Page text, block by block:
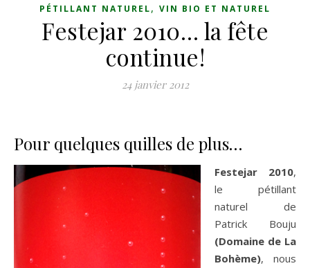
PÉTILLANT NATUREL, VIN BIO ET NATUREL
Festejar 2010… la fête
continue!
24 janvier 2012
Pour quelques quilles de plus…
Festejar 2010,
le pétillant
naturel de
Patrick Bouju
(Domaine de La
Bohème), nous